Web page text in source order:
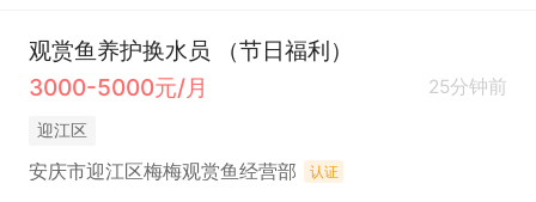
观赏鱼养护换水员 （节日福利）
3000-5000元/月
25分钟前
迎江区
安庆市迎江区梅梅观赏鱼经营部 认证